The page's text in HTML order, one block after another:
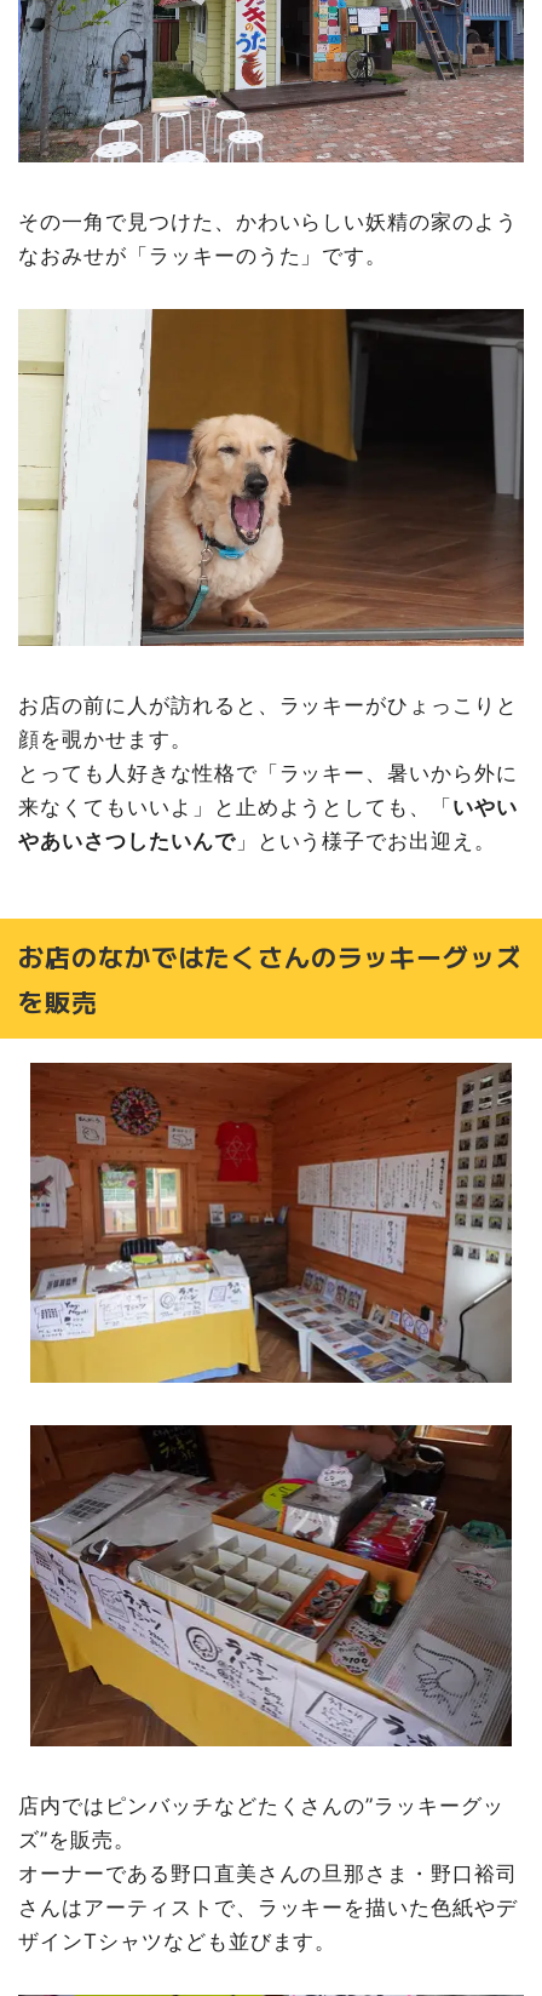
その一角で見つけた、かわいらしい妖精の家のよう
なおみせが「ラッキーのうた」です。
お店の前に人が訪れると、ラッキーがひょっこりと
顔を覗かせます。
とっても人好きな性格で「ラッキー、暑いから外に
来なくてもいいよ」と止めようとしても、「いやい
やあいさつしたいんで」という様子でお出迎え。
お店のなかではたくさんのラッキーグッズ
を販売
店内ではピンバッチなどたくさんの”ラッキーグッ
ズ”を販売。
オーナーである野口直美さんの旦那さま・野口裕司
さんはアーティストで、ラッキーを描いた色紙やデ
ザインTシャツなども並びます。